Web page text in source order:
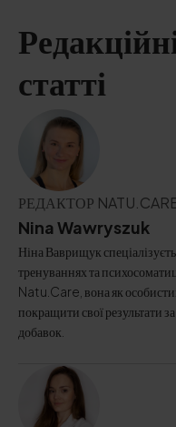
статті
РЕДАКТОР
Nina Wawryszuk
Ніна Ваврищук
тренуваннях та
Natu.Care, вона як
покращити свої результати
добавок.